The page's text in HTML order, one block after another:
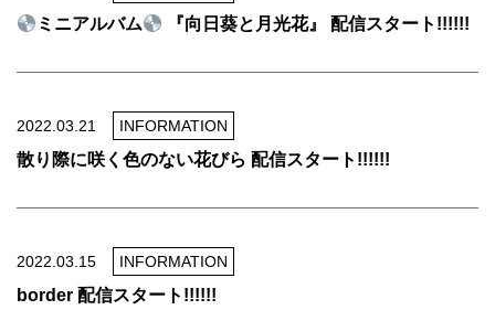
ミニアルバム 『向日葵と月光花』 配信スタート!!!!!!
2022.03.21 INFORMATION
散り際に咲く色のない花びら 配信スタート!!!!!!
2022.03.15 INFORMATION
border 配信スタート!!!!!!